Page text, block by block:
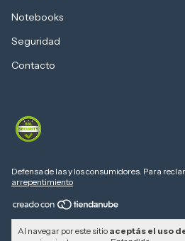
Al navegar por este sitio aceptás el uso
Notebooks
Seguridad
Contacto
Defensa de las y los consumidores. Para
arrepentimiento
Copyright Computers Depot - 20310103730
reservados.